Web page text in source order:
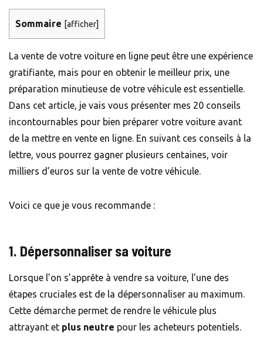
Sommaire [afficher]
La vente de votre voiture en ligne peut être une expérience
gratifiante, mais pour en obtenir le meilleur prix, une
préparation minutieuse de votre véhicule est essentielle.
Dans cet article, je vais vous présenter mes 20 conseils
incontournables pour bien préparer votre voiture avant
de la mettre en vente en ligne. En suivant ces conseils à la
lettre, vous pourrez gagner plusieurs centaines, voir
milliers d’euros sur la vente de votre véhicule.
Voici ce que je vous recommande :
1. Dépersonnaliser sa voiture
Lorsque l’on s’apprête à vendre sa voiture, l’une des
étapes cruciales est de la dépersonnaliser au maximum.
Cette démarche permet de rendre le véhicule plus
attrayant et plus neutre pour les acheteurs potentiels.